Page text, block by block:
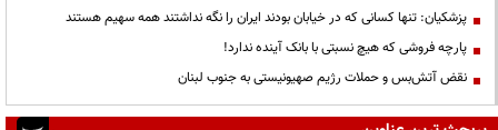
پزشکیان: تنها کسانی که در خیابان بودند ایران را نگه نداشتند همه سهیم هستند
پارچه فروشی که هیچ نسبتی با بانک آینده ندارد!
نقض آتش‌بس و حملات رژیم صهیونیستی به جنوب لبنان